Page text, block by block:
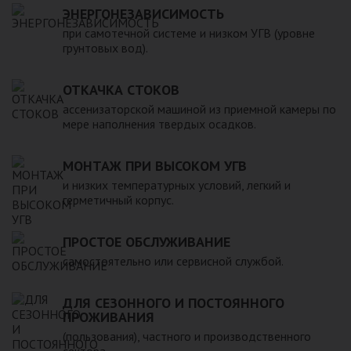
реализуемой продукции присутствуют резервуары разных
видов и форм. Их объем варьируется в пределах от 20 до
200 000 литров. Мы предлагаем купить как полностью
изделия из пластика и стеклопластика. Вся продукция
изготовлена в соответствии с требованиями ГОСТ из
материалов, безопасных для людей и окружающей среды.
ЭНЕРГОНЕЗАВИСИМОСТЬ
при самотечной системе и низком УГВ (уровне
грунтовых вод).
ОТКАЧКА СТОКОВ
ассенизаторской машиной из приемной камеры по
мере наполнения твердых осадков.
МОНТАЖ ПРИ ВЫСОКОМ УГВ
и низких температурных условий, легкий и
герметичный корпус.
ПРОСТОЕ ОБСЛУЖИВАНИЕ
самостоятельно или сервисной службой.
ДЛЯ СЕЗОННОГО И ПОСТОЯННОГО
ПРОЖИВАНИЯ
(пользования), частного и производственного